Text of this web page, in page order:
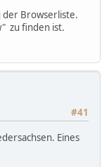
der Browserliste.
zu finden ist.
#41
Eines